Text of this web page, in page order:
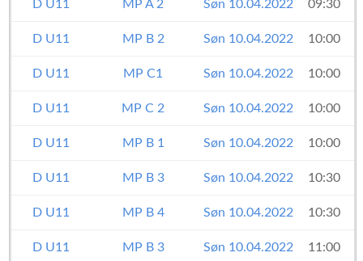
D U11 MP A 2 Søn 10.04.2022 09:30
D U11 MP B 2 Søn 10.04.2022 10:00
D U11 MP C1 Søn 10.04.2022 10:00
D U11 MP C 2 Søn 10.04.2022 10:00
D U11 MP B 1 Søn 10.04.2022 10:00
D U11 MP B 3 Søn 10.04.2022 10:30
D U11 MP B 4 Søn 10.04.2022 10:30
D U11 MP B 3 Søn 10.04.2022 11:00